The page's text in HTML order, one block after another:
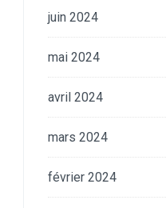
juin 2024
mai 2024
avril 2024
mars 2024
février 2024